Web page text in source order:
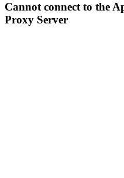
Cannot connect to the
Proxy Server